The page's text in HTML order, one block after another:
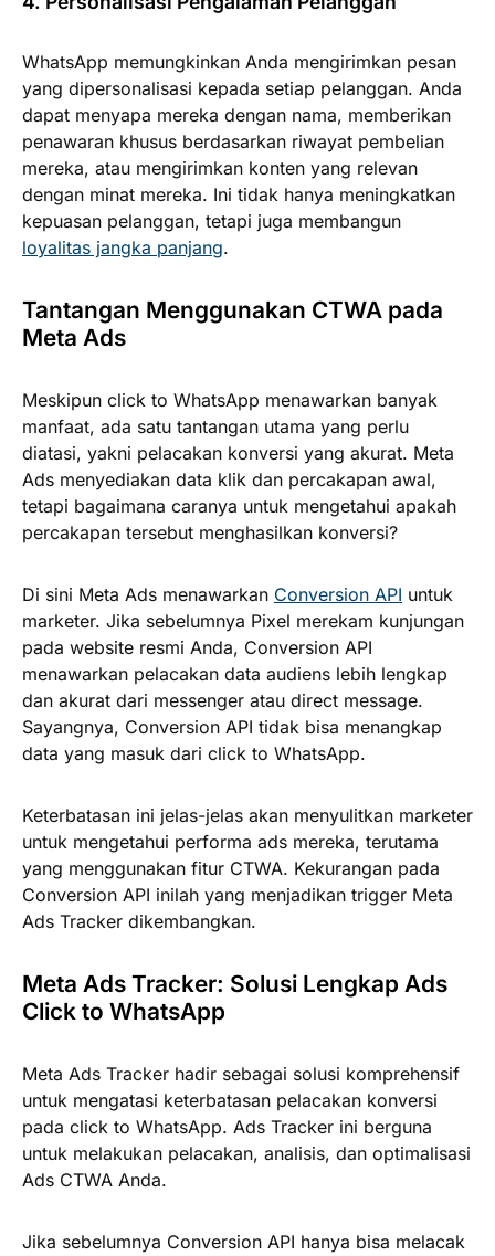
WhatsApp memungkinkan Anda mengirimkan pesan
yang dipersonalisasi kepada setiap pelanggan. Anda
dapat menyapa mereka dengan nama, memberikan
penawaran khusus berdasarkan riwayat pembelian
mereka, atau mengirimkan konten yang relevan
dengan minat mereka. Ini tidak hanya meningkatkan
kepuasan pelanggan, tetapi juga membangun
loyalitas jangka panjang.
Tantangan Menggunakan CTWA pada
Meta Ads
Meskipun click to WhatsApp menawarkan banyak
manfaat, ada satu tantangan utama yang perlu
diatasi, yakni pelacakan konversi yang akurat. Meta
Ads menyediakan data klik dan percakapan awal,
tetapi bagaimana caranya untuk mengetahui apakah
percakapan tersebut menghasilkan konversi?
Di sini Meta Ads menawarkan Conversion API untuk
marketer. Jika sebelumnya Pixel merekam kunjungan
pada website resmi Anda, Conversion API
menawarkan pelacakan data audiens lebih lengkap
dan akurat dari messenger atau direct message.
Sayangnya, Conversion API tidak bisa menangkap
data yang masuk dari click to WhatsApp.
Keterbatasan ini jelas-jelas akan menyulitkan marketer
untuk mengetahui performa ads mereka, terutama
yang menggunakan fitur CTWA. Kekurangan pada
Conversion API inilah yang menjadikan trigger Meta
Ads Tracker dikembangkan.
Meta Ads Tracker: Solusi Lengkap Ads
Click to WhatsApp
Meta Ads Tracker hadir sebagai solusi komprehensif
untuk mengatasi keterbatasan pelacakan konversi
pada click to WhatsApp. Ads Tracker ini berguna
untuk melakukan pelacakan, analisis, dan optimalisasi
Ads CTWA Anda.
Jika sebelumnya Conversion API hanya bisa melacak